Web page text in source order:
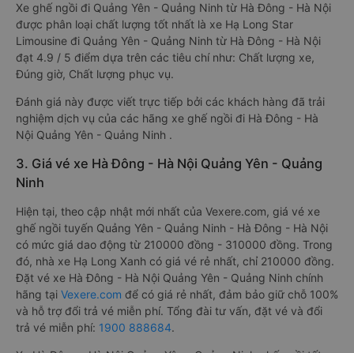
Xe ghế ngồi đi Quảng Yên - Quảng Ninh từ Hà Đông - Hà Nội
được phân loại chất lượng tốt nhất là xe Hạ Long Star
Limousine đi Quảng Yên - Quảng Ninh từ Hà Đông - Hà Nội
đạt 4.9 / 5 điểm dựa trên các tiêu chí như: Chất lượng xe,
Đúng giờ, Chất lượng phục vụ.
Đánh giá này được viết trực tiếp bởi các khách hàng đã trải
nghiệm dịch vụ của các hãng xe ghế ngồi đi Hà Đông - Hà
Nội Quảng Yên - Quảng Ninh .
3. Giá vé xe Hà Đông - Hà Nội Quảng Yên - Quảng
Ninh
Hiện tại, theo cập nhật mới nhất của Vexere.com, giá vé xe
ghế ngồi tuyến Quảng Yên - Quảng Ninh - Hà Đông - Hà Nội
có mức giá dao động từ 210000 đồng - 310000 đồng. Trong
đó, nhà xe Hạ Long Xanh có giá vé rẻ nhất, chỉ 210000 đồng.
Đặt vé xe Hà Đông - Hà Nội Quảng Yên - Quảng Ninh chính
hãng tại Vexere.com để có giá rẻ nhất, đảm bảo giữ chỗ 100%
và hỗ trợ đổi trả vé miễn phí. Tổng đài tư vấn, đặt vé và đổi
trả vé miễn phí: 1900 888684.